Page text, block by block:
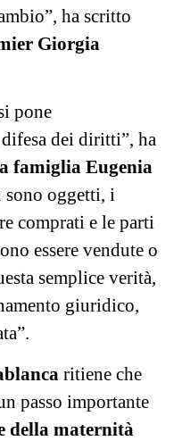
ha scritto
Giorgia
pone
dei diritti”, ha
famiglia Eugenia
sono oggetti, i
comprati e le parti
essere vendute o
semplice verità,
giuridico,
ritiene che
passo importante
della maternità